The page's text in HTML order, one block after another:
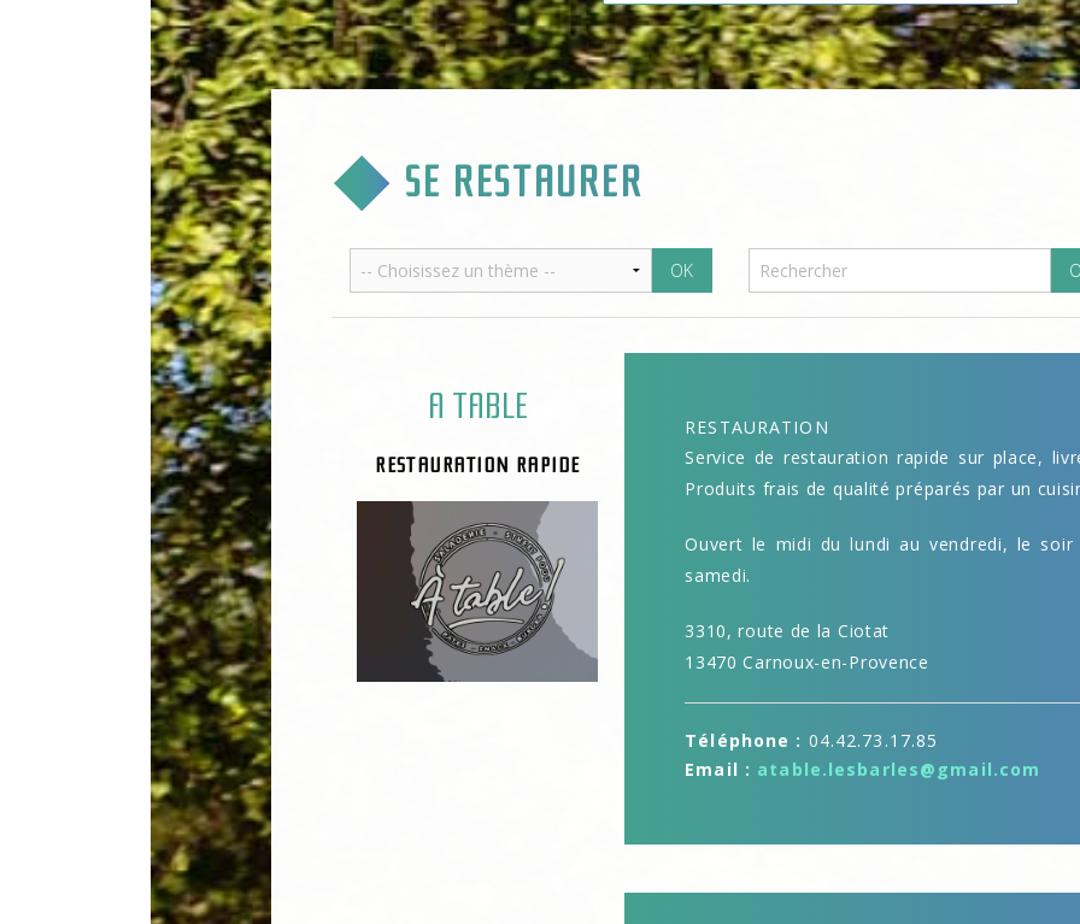
SE RESTAURER
A TABLE
RESTAURATION RAPIDE
RESTAURATION
Service de restauration rapide sur place,
Produits frais de qualité préparés par un
Ouvert le midi du lundi au vendredi, le
samedi.
3310, route de la Ciotat
13470 Carnoux-en-Provence
Téléphone : 04.42.73.17.85
Email : atable.lesbarles@gmail.com